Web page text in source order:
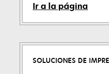
Ir a la página
SOLUCIONES DE